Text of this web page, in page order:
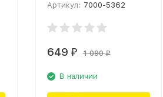
Filter 2-Pack Серый
(BHR4634CN)
Артикул: 7000-5362
649 ₽ 1 090₽
В наличии